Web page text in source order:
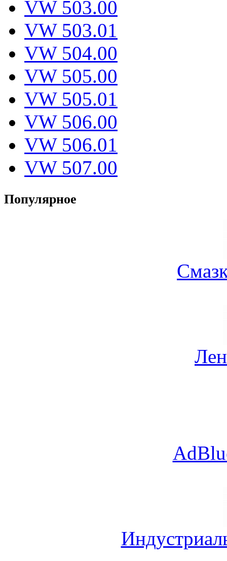
VW 503.00
VW 503.01
VW 504.00
VW 505.00
VW 505.01
VW 506.00
VW 506.01
VW 507.00
Популярное